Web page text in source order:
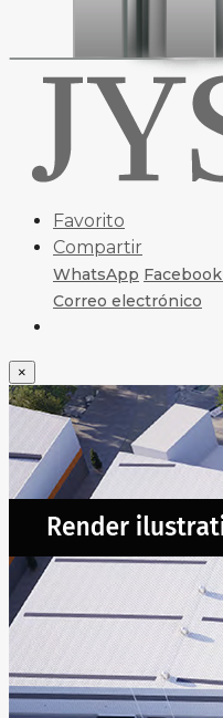
Favorito
Compartir
WhatsApp Facebook
Correo electrónico
×